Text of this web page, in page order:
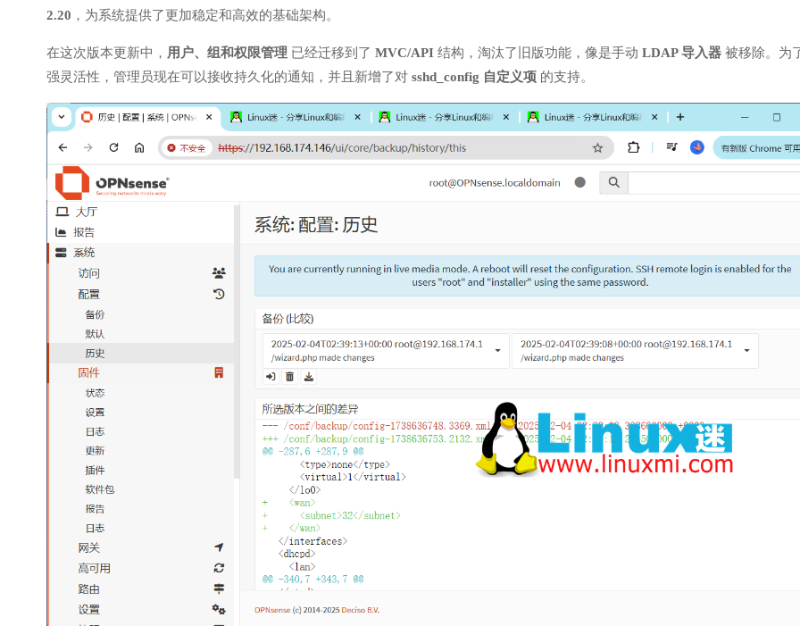
2.20 ，为系统提供了更加稳定和高效的基础架构。
在这次版本更新中， 用户、组和权限管理 已经迁移到了 MVC/API 结构，淘汰了旧版功能，像是手动 LDAP 导入器 被移除。为
强灵活性，管理员现在可以接收持久化的通知，并且新增了对 sshd_config 自定义项 的支持。